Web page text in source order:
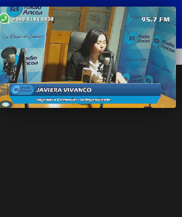
EN VIVO
COMUNIDAD DEPORTES